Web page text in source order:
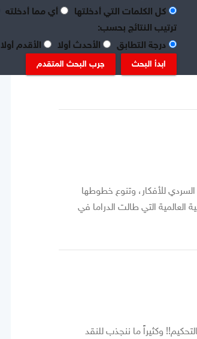
كل الكلمات التي أدخلتها
أي مما أدخلته
ترتيب النتائج بحسب:
درجة التطابق
الأحدث أولا الأقدم أولا
ابدأ البحث جرب البحث المتقدم
والمهتمة بتقديم الإبداع
من خلال تبنيها لطباعة
في المضمون والبناء السردي للأفكار، وتنوع خطوطها
العالمية التي طالت الدراما في
وكثيراً ما ننجذب للنقد